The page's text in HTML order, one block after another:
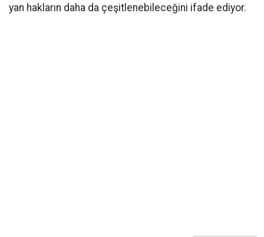
yan hakların daha da çeşitlenebileceğini ifade ediyor.